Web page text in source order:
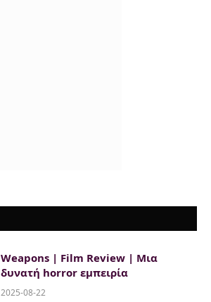
Weapons | Film Review | Μια
δυνατή horror εμπειρία
2025-08-22